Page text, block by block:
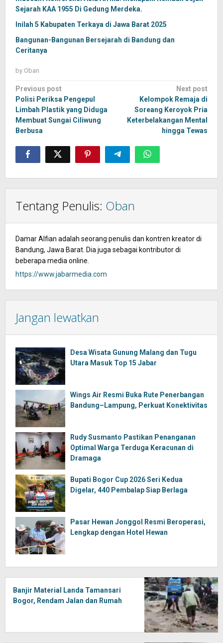
Sejarah KAA 1955 Di Gedung Merdeka.
Inilah 5 Kabupaten Terkaya di Jawa Barat 2025
Bangunan-Bangunan Bersejarah di Bandung dan
Ceritanya
by Oban
Post
navigation
Previous post
Polisi Periksa Pengepul
Limbah Plastik yang Diduga
Membuat Sungai Ciliwung
Berbusa
Next post
Kelompok Remaja di
Soreang Keroyok Pria
Keterbelakangan Mental
hingga Tewas
Tentang Penulis: Oban
Damar Alfian adalah seorang penulis dan kontren kreator di
Bandung, Jawa Barat. Dia juga sebagai kontributor di
beberapa media online.
https://www.jabarmedia.com
Jangan lewatkan
Desa Wisata Gunung Malang dan Tugu
Utara Masuk Top 15 Jabar
Wings Air Resmi Buka Rute Penerbangan
Bandung–Lampung, Perkuat Konektivitas
Rudy Susmanto Pastikan Penanganan
Optimal Warga Terduga Keracunan di
Dramaga
Bupati Bogor Cup 2026 Seri Kedua
Digelar, 440 Pembalap Siap Berlaga
Pasar Hewan Jonggol Resmi Beroperasi,
Lengkap dengan Hotel Hewan
Banjir Material Landa Tamansari
Bogor, Rendam Jalan dan Rumah